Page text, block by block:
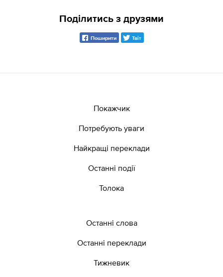
Поділитись з друзями
Поширити Твіт
Покажчик
Потребують уваги
Найкращі переклади
Останні події
Толока
Останні слова
Останні переклади
Тижневик